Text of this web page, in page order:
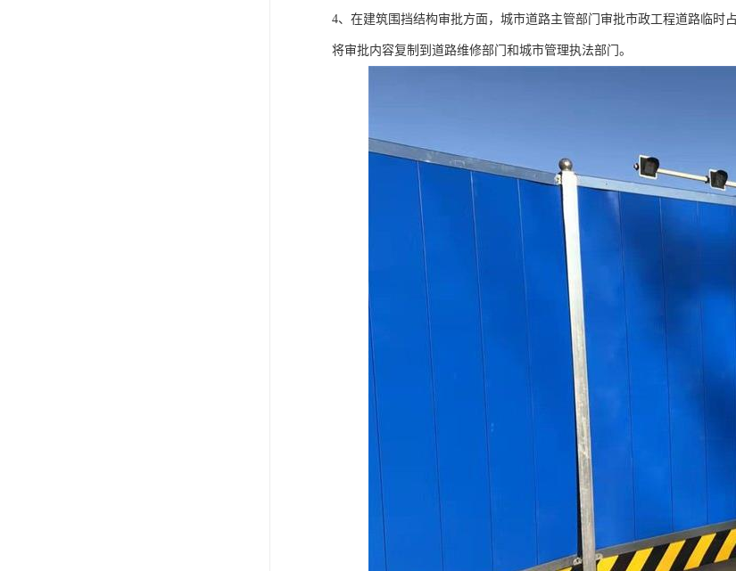
4、在建筑围挡结构审批方面，城市道路主管部门审批市政工程道路临时
将审批内容复制到道路维修部门和城市管理执法部门。